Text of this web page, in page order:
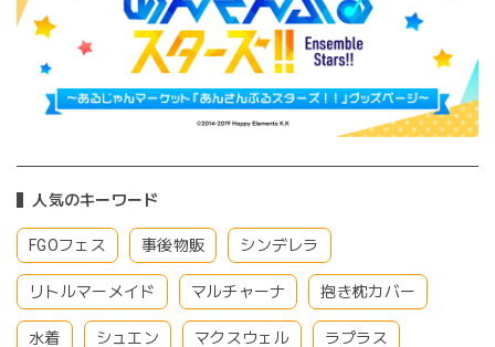
人気のキーワード
FGOフェス 事後物販 シンデレラ
リトルマーメイド マルチャーナ 抱き枕カバー
水着 シュエン マクスウェル ラプラス